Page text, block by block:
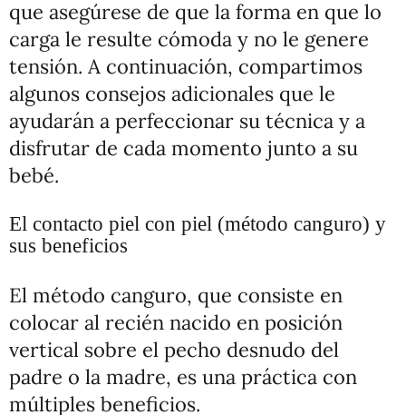
que asegúrese de que la forma en que lo
carga le resulte cómoda y no le genere
tensión. A continuación, compartimos
algunos consejos adicionales que le
ayudarán a perfeccionar su técnica y a
disfrutar de cada momento junto a su
bebé.
El contacto piel con piel (método canguro) y
sus beneficios
El método canguro, que consiste en
colocar al recién nacido en posición
vertical sobre el pecho desnudo del
padre o la madre, es una práctica con
múltiples beneficios.